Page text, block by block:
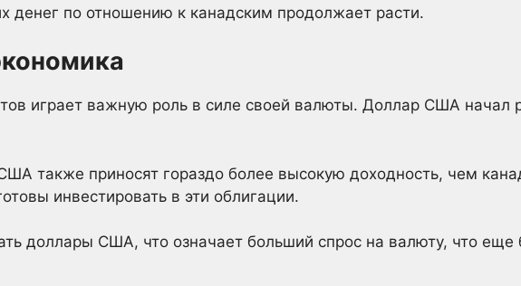
денег по отношению к канадским продолжает расти.
играет важную роль в силе своей валюты. Доллар США начал
также приносят гораздо более высокую доходность, чем
инвестировать в эти облигации.
доллары США, что означает больший спрос на валюту, что еще